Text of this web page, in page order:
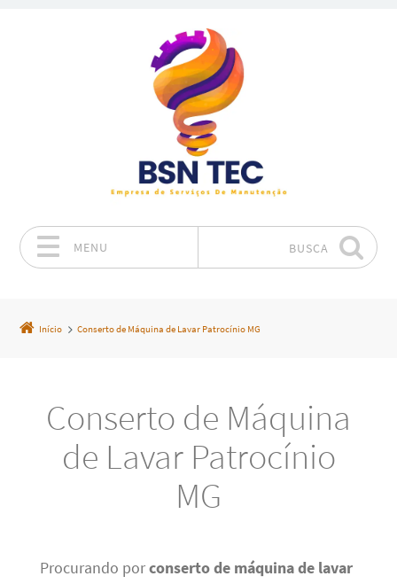
MENU BUSCA
Início Conserto de Máquina de Lavar Patrocínio MG
Conserto de Máquina
de Lavar Patrocínio
MG
Procurando porconserto de máquina de lavar